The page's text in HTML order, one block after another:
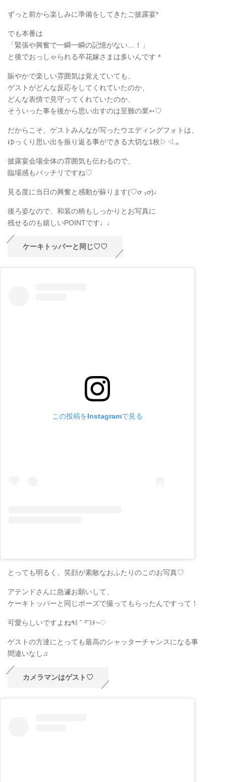
ずっと前から楽しみに準備をしてきたご披露宴*
でも本番は
「緊張や興奮で一瞬一瞬の記憶がない…！」
と後でおっしゃられる卒花嫁さまは多いんです＊
賑やかで楽しい雰囲気は覚えていても、
ゲストがどんな反応をしてくれていたのか、
どんな表情で見守ってくれていたのか、
そういった事を後から思い出すのは至難の業➳♡
だからこそ、ゲストみんなが写ったウエディングフォトは、
ゆっくり思い出を振り返る事ができる大切な1枚▷◁.｡
披露宴会場全体の雰囲気も伝わるので、
臨場感もバッチリですね♡
見る度に当日の興奮と感動が蘇ります(♡ơ ₃ơ)♩
後ろ姿なので、和装の柄もしっかりとお写真に
残せるのも嬉しいPOINTです♩♩
ケーキトッパーと同じ♡♡
この投稿をInstagramで見る
とっても明るく、笑顔が素敵なおふたりのこのお写真♡
アテンドさんに急遽お願いして、
ケーキトッパーと同じポーズで撮ってもらったんですって！
可愛らしいですよね٩꒰ ˘ ³˘꒱۶~♡
ゲストの方達にとっても最高のシャッターチャンスになる事
間違いなし♫
カメラマンはゲスト♡